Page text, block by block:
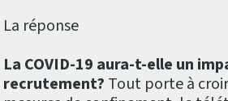
La réponse
La COVID-19 aura-t-elle un
recrutement? Tout porte à